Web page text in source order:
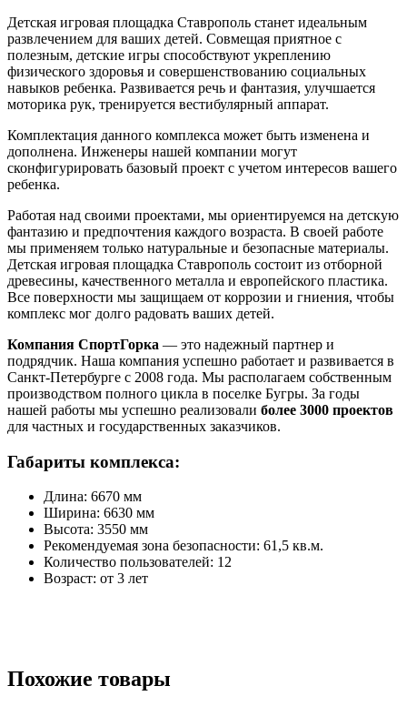
Детская игровая площадка Ставрополь станет идеальным
развлечением для ваших детей. Совмещая приятное с
полезным, детские игры способствуют укреплению
физического здоровья и совершенствованию социальных
навыков ребенка. Развивается речь и фантазия, улучшается
моторика рук, тренируется вестибулярный аппарат.
Комплектация данного комплекса может быть изменена и
дополнена. Инженеры нашей компании могут
сконфигурировать базовый проект с учетом интересов вашего
ребенка.
Работая над своими проектами, мы ориентируемся на детскую
фантазию и предпочтения каждого возраста. В своей работе
мы применяем только натуральные и безопасные материалы.
Детская игровая площадка Ставрополь состоит из отборной
древесины, качественного металла и европейского пластика.
Все поверхности мы защищаем от коррозии и гниения, чтобы
комплекс мог долго радовать ваших детей.
Компания СпортГорка — это надежный партнер и
подрядчик. Наша компания успешно работает и развивается в
Санкт-Петербурге с 2008 года. Мы располагаем собственным
производством полного цикла в поселке Бугры. За годы
нашей работы мы успешно реализовали более 3000 проектов
для частных и государственных заказчиков.
Габариты комплекса:
Длина: 6670 мм
Ширина: 6630 мм
Высота: 3550 мм
Рекомендуемая зона безопасности: 61,5 кв.м.
Количество пользователей: 12
Возраст: от 3 лет
Похожие товары